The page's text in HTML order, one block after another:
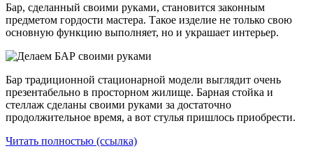
Бар, сделанный своими руками, становится законным
предметом гордости мастера. Такое изделие не только свою
основную функцию выполняет, но и украшает интерьер.
Бар традиционной стационарной модели выглядит очень
презентабельно в просторном жилище. Барная стойка и
стеллаж сделаны своими руками за достаточно
продолжительное время, а вот стулья пришлось приобрести.
Читать полностью (ссылка)